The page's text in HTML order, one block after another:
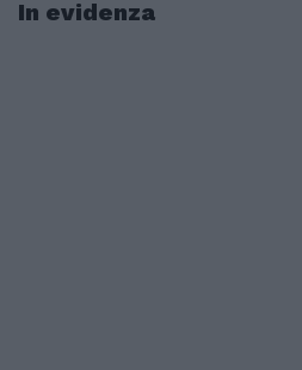
In evidenza